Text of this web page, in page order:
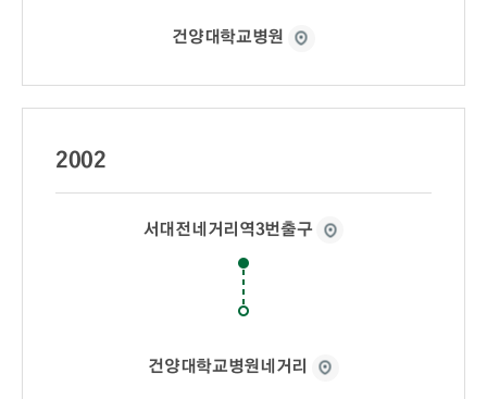
건양대학교병원
2002
서대전네거리역3번출구
건양대학교병원네거리